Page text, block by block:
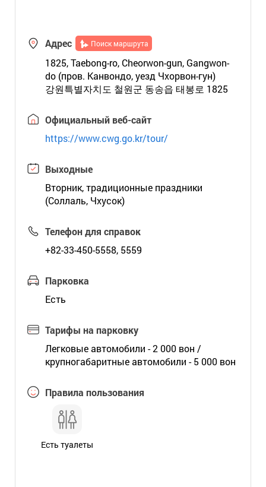
Адрес Поиск маршрута
1825, Taebong-ro, Cheorwon-gun, Gangwon-
do (пров. Канвондо, уезд Чхорвон-гун)
강원특별자치도 철원군 동송읍 태봉로 1825
Официальный веб-сайт
https://www.cwg.go.kr/tour/
Выходные
Вторник, традиционные праздники
(Соллаль, Чхусок)
Телефон для справок
+82-33-450-5558, 5559
Парковка
Есть
Тарифы на парковку
Легковые автомобили - 2 000 вон /
крупногабаритные автомобили - 5 000 вон
Правила пользования
Есть туалеты